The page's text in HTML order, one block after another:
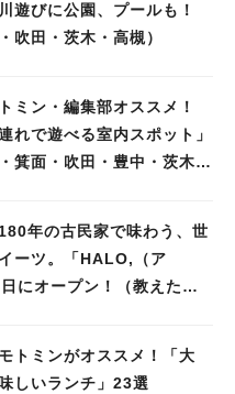
遊びに公園、プールも！
吹田・茨木・高槻）
ミン・編集部オススメ！
れで遊べる室内スポット」
箕面・吹田・豊中・茨木・
年の古民家で味わう、世
ーツ。「HALO,（ア
にオープン！（教えたい/
トミンがオススメ！「大
しいランチ」23選